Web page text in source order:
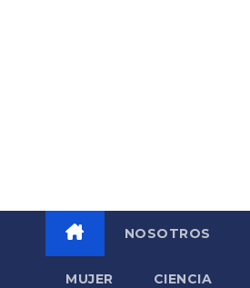
NOSOTROS
MUJER CIENCIA